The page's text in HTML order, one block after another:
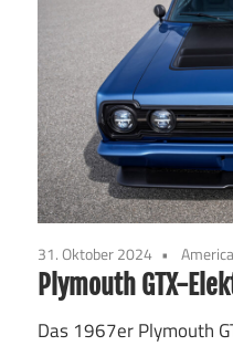
31. Oktober 2024
Plymouth GTX-
Das 1967er Plymouth